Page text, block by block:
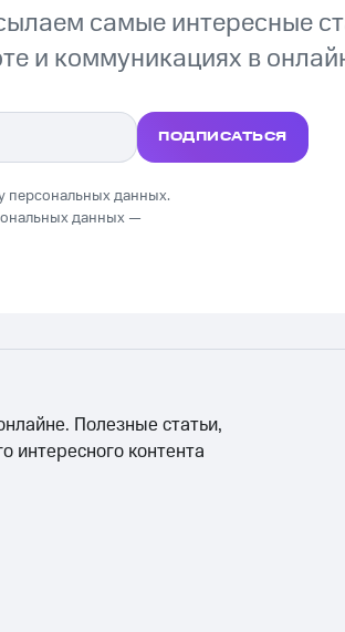
самые интересные
и коммуникациях в
ПОДПИСАТЬСЯ
персональных данных.
данных —
Полезные статьи,
интересного контента